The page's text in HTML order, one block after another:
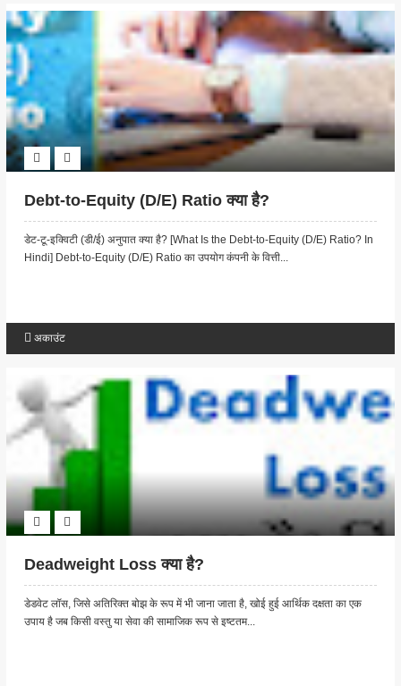
Debt-to-Equity (D/E) Ratio क्या है?
डेट-टू-इक्विटी (डी/ई) अनुपात क्या है? [What Is the Debt-to-Equity (D/E) Ratio? In
Hindi] Debt-to-Equity (D/E) Ratio का उपयोग कंपनी के वित्ती...
अकाउंट
Deadweight Loss क्या है?
डेडवेट लॉस, जिसे अतिरिक्त बोझ के रूप में भी जाना जाता है, खोई हुई आर्थिक दक्षता का एक
उपाय है जब किसी वस्तु या सेवा की सामाजिक रूप से इष्टतम...